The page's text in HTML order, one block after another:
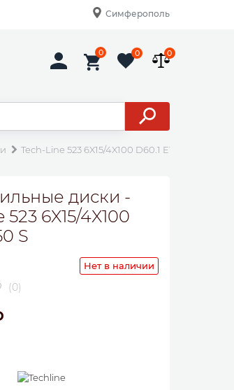
Симферополь
0 0 0
Tech-Line 523 6X15/4X100 D60.1 ET50 S
диски -
6X15/4X100
S
Нет в наличии
(0)